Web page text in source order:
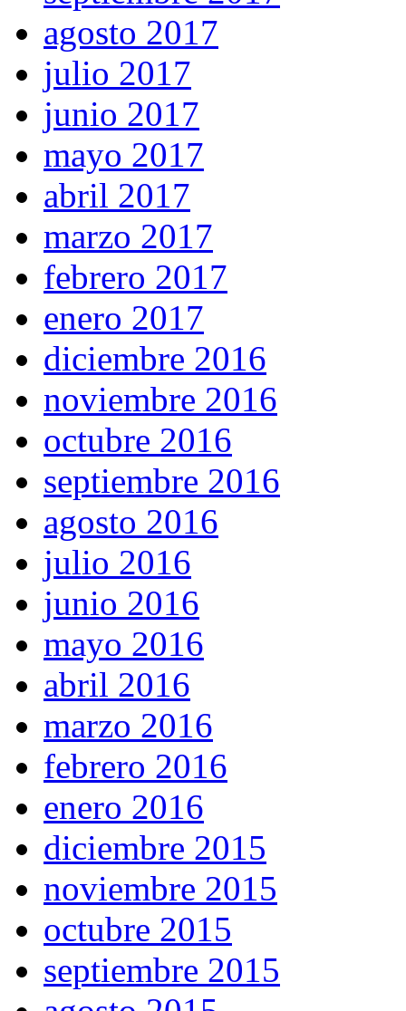
agosto 2017
julio 2017
junio 2017
mayo 2017
abril 2017
marzo 2017
febrero 2017
enero 2017
diciembre 2016
noviembre 2016
octubre 2016
septiembre 2016
agosto 2016
julio 2016
junio 2016
mayo 2016
abril 2016
marzo 2016
febrero 2016
enero 2016
diciembre 2015
noviembre 2015
octubre 2015
septiembre 2015